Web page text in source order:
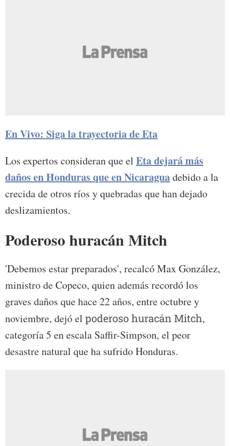
En Vivo: Siga la trayectoria de Eta
Los expertos consideran que el Eta dejará más
daños en Honduras que en Nicaraguadebido a la
crecida de otros ríos y quebradas que han dejado
deslizamientos.
Poderoso huracán Mitch
'Debemos estar preparados', recalcó Max González,
ministro de Copeco, quien además recordó los
graves daños que hace 22 años, entre octubre y
noviembre, dejó el poderoso huracán Mitch,
categoría 5 en escala Saffir-Simpson, el peor
desastre natural que ha sufrido Honduras.